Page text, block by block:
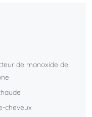
de monoxide de
cheveux